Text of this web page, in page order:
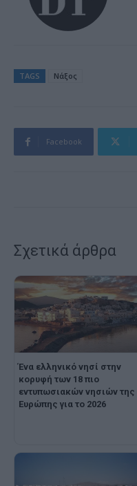
TAGS Νάξος
Facebook
Σχετικά άρθρα
Ένα ελληνικό νησί στην
κορυφή των 18 πιο
εντυπωσιακών νησιών της
Ευρώπης για το 2026